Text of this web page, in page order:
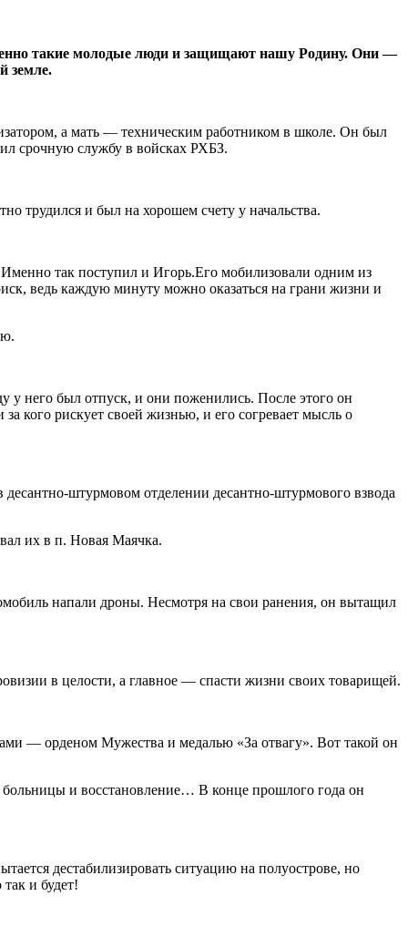
такие молодые люди и защищают нашу Родину. Они —
земле.
а мать — техническим работником в школе. Он был
срочную службу в войсках РХБЗ.
трудился и был на хорошем счету у начальства.
так поступил и Игорь.Его мобилизовали одним из
ведь каждую минуту можно оказаться на грани жизни и
у него был отпуск, и они поженились. После этого он
кого рискует своей жизнью, и его согревает мысль о
штурмовом отделении десантно-штурмового взвода
их в п. Новая Маячка.
напали дроны. Несмотря на свои ранения, он вытащил
в целости, а главное — спасти жизни своих товарищей.
— орденом Мужества и медалью «За отвагу». Вот такой он
больницы и восстановление… В конце прошлого года он
дестабилизировать ситуацию на полуострове, но
и будет!